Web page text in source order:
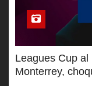
Leagues Cup
Monterrey,